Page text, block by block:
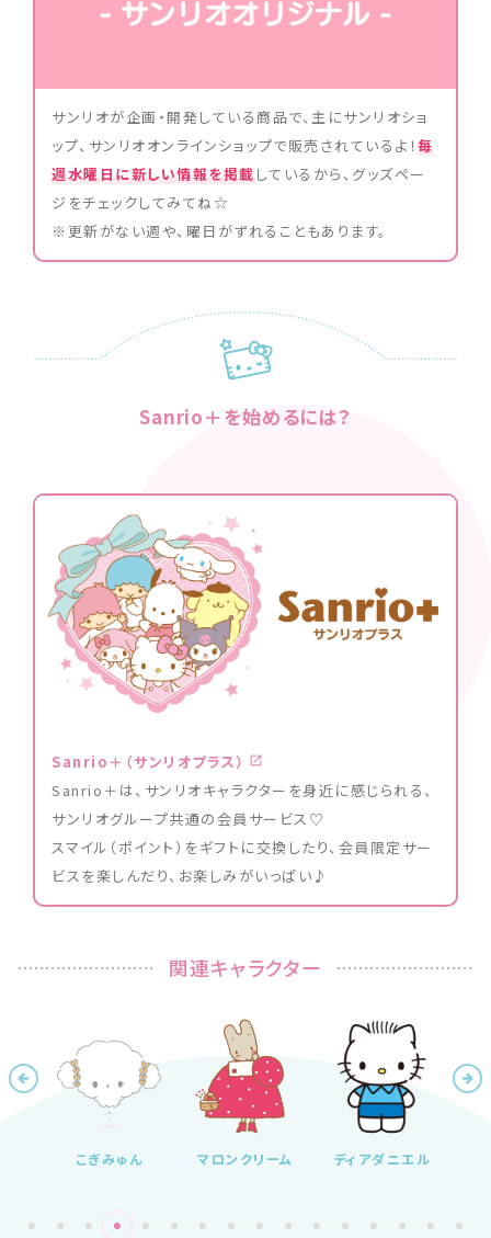
サンリオが企画・開発している商品で、主にサンリオショ
ップ、サンリオオンラインショップで販売されているよ！毎
週水曜日に新しい情報を掲載 しているから、グッズペー
ジをチェックしてみてね☆
※更新がない週や、曜日がずれることもあります。
Sanrio＋を始めるには？
Sanrio＋（サンリオプラス）
Sanrio＋は、サンリオキャラクターを身近に感じられる、
サンリオグループ共通の会員サービス♡
スマイル（ポイント）をギフトに交換したり、会員限定サー
ビスを楽しんだり、お楽しみがいっぱい♪
関連キャラクター
マロンクリーム ディアダニエル マイメロディ